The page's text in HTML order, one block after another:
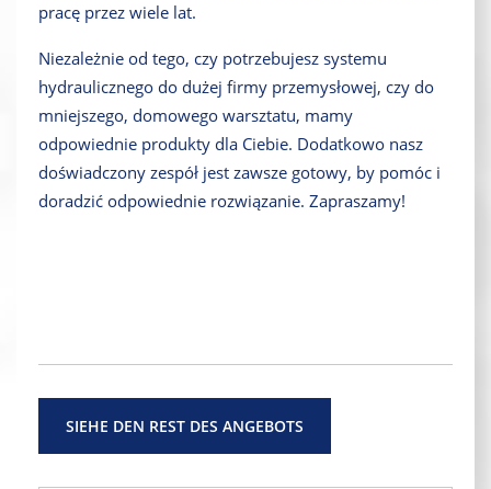
pracę przez wiele lat.
Niezależnie od tego, czy potrzebujesz systemu
hydraulicznego do dużej firmy przemysłowej, czy do
mniejszego, domowego warsztatu, mamy
odpowiednie produkty dla Ciebie. Dodatkowo nasz
doświadczony zespół jest zawsze gotowy, by pomóc i
doradzić odpowiednie rozwiązanie. Zapraszamy!
SIEHE DEN REST DES ANGEBOTS